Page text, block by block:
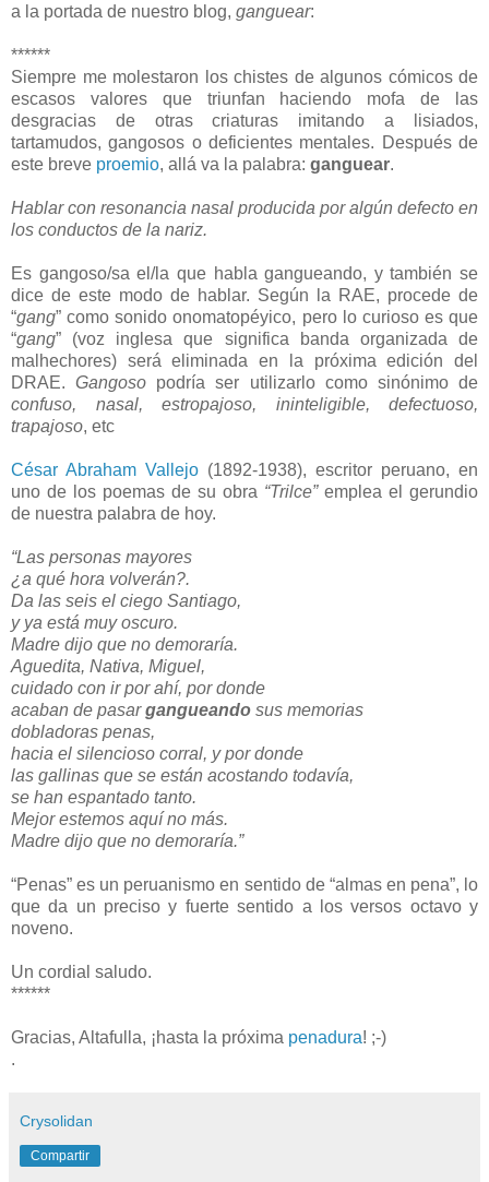
a la portada de nuestro blog, ganguear:
******
Siempre me molestaron los chistes de algunos cómicos de
escasos valores que triunfan haciendo mofa de las
desgracias de otras criaturas imitando a lisiados,
tartamudos, gangosos o deficientes mentales. Después de
este breve proemio, allá va la palabra: ganguear.
Hablar con resonancia nasal producida por algún defecto en
los conductos de la nariz.
Es gangoso/sa el/la que habla gangueando, y también se
dice de este modo de hablar. Según la RAE, procede de
“gang” como sonido onomatopéyico, pero lo curioso es que
“gang” (voz inglesa que significa banda organizada de
malhechores) será eliminada en la próxima edición del
DRAE.Gangoso podría ser utilizarlo como sinónimo de
confuso, nasal, estropajoso, ininteligible, defectuoso,
trapajoso, etc
César Abraham Vallejo (1892-1938), escritor peruano, en
uno de los poemas de su obra “Trilce”emplea el gerundio
de nuestra palabra de hoy.
“Las personas mayores
¿a qué hora volverán?.
Da las seis el ciego Santiago,
y ya está muy oscuro.
Madre dijo que no demoraría.
Aguedita, Nativa, Miguel,
cuidado con ir por ahí, por donde
acaban de pasargangueando sus memorias
dobladoras penas,
hacia el silencioso corral, y por donde
las gallinas que se están acostando todavía,
se han espantado tanto.
Mejor estemos aquí no más.
Madre dijo que no demoraría.”
“Penas” es un peruanismo en sentido de “almas en pena”, lo
que da un preciso y fuerte sentido a los versos octavo y
noveno.
Un cordial saludo.
******
Gracias, Altafulla, ¡hasta la próxima penadura! ;-)
.
Crysolidan
Compartir